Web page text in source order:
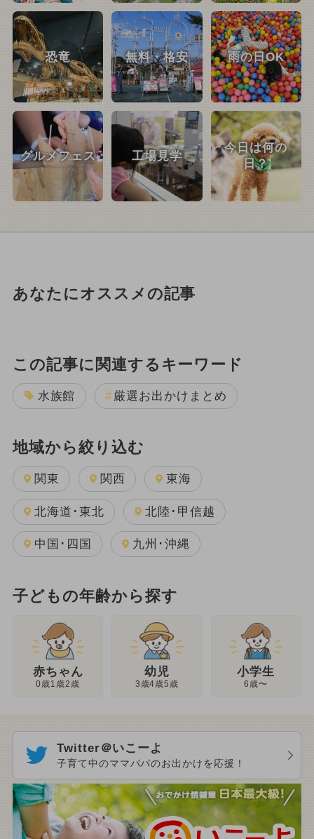
恐竜 無料・格安 雨の日OK
グルメフェス 工場見学
今日は何の
日？
あなたにオススメの記事
この記事に関連するキーワード
水族館 厳選お出かけまとめ
地域から絞り込む
関東 関西 東海
北海道･東北 北陸･甲信越
中国･四国 九州･沖縄
子どもの年齢から探す
赤ちゃん
0歳1歳2歳
幼児
3歳4歳5歳
小学生
6歳〜
Twitter＠いこーよ
子育て中のママパパのお出かけを応援！